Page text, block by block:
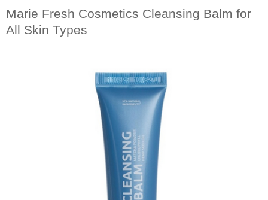
Marie Fresh Cosmetics Cleansing Balm for
All Skin Types